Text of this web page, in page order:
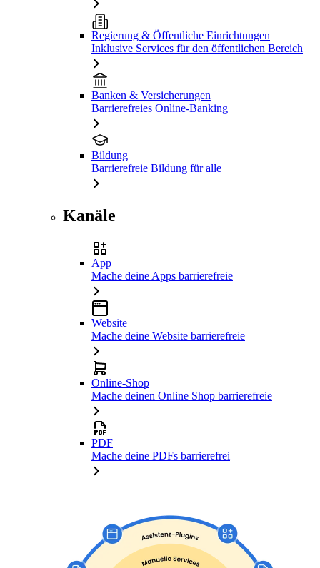
Regierung & Öffentliche Einrichtungen
Inklusive Services für den öffentlichen Bereich
Banken & Versicherungen
Barrierefreies Online-Banking
Bildung
Barrierefreie Bildung für alle
Kanäle
App
Mache deine Apps barrierefreie
Website
Mache deine Website barrierefreie
Online-Shop
Mache deinen Online Shop barrierefreie
PDF
Mache deine PDFs barrierefrei